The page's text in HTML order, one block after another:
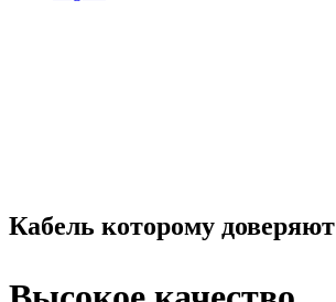
Кабель которому доверяют